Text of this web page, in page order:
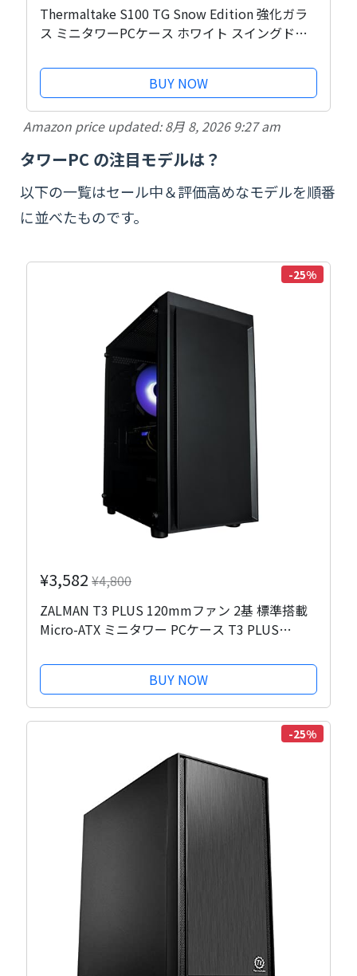
Thermaltake S100 TG Snow Edition 強化ガラ
ス ミニタワーPCケース ホワイト スイングドア
BUY NOW
Amazon price updated:8月 8, 2026 9:27 am
タワーPC の注目モデルは？
以下の一覧はセール中＆評価高めなモデルを順番
に並べたものです。
-25%
¥3,582 ¥4,800
ZALMAN T3 PLUS 120mmファン 2基 標準搭載
Micro-ATX ミニタワー PCケース T3 PLUS
BUY NOW
-25%